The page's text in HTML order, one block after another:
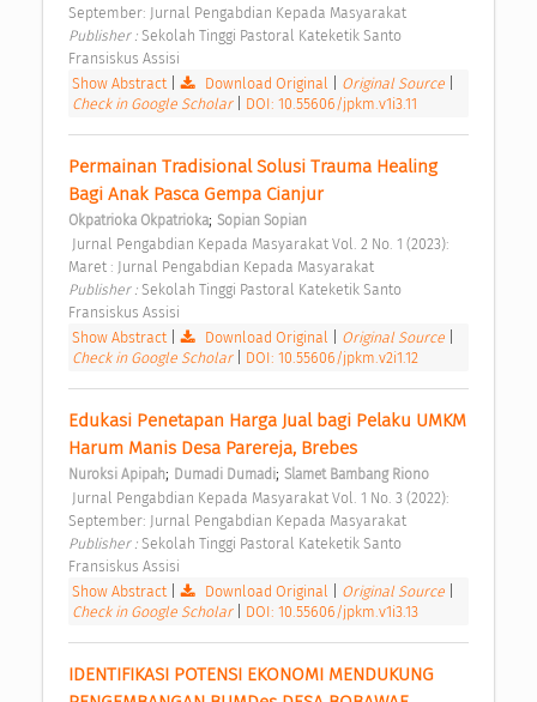
September: Jurnal Pengabdian Kepada Masyarakat
Publisher : Sekolah Tinggi Pastoral Kateketik Santo
Fransiskus Assisi
Show Abstract| Download Original Original Source
Check in Google Scholar
DOI: 10.55606/jpkm.v1i3.11
Permainan Tradisional Solusi Trauma Healing
Bagi Anak Pasca Gempa Cianjur
Okpatrioka Okpatrioka; Sopian Sopian
Maret : Jurnal Pengabdian Kepada Masyarakat
Publisher : Sekolah Tinggi Pastoral Kateketik Santo
Fransiskus Assisi
Show Abstract| Download Original Original Source
Check in Google Scholar
DOI: 10.55606/jpkm.v2i1.12
Edukasi Penetapan Harga Jual bagi Pelaku UMKM
Harum Manis Desa Parereja, Brebes
Nuroksi Apipah; Dumadi Dumadi; Slamet Bambang Riono
September: Jurnal Pengabdian Kepada Masyarakat
Publisher : Sekolah Tinggi Pastoral Kateketik Santo
Fransiskus Assisi
Show Abstract| Download Original Original Source
Check in Google Scholar
DOI: 10.55606/jpkm.v1i3.13
IDENTIFIKASI POTENSI EKONOMI MENDUKUNG